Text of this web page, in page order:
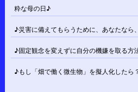
粋な母の日♪
♪災害に備えてもらうために、あなたなら
♪固定観念を変えずに自分の機嫌を取る方
♪もし「畑で働く微生物」を擬人化したら